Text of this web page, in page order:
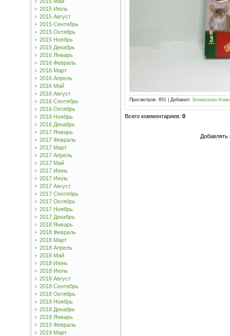
2015 Июль
2015 Август
2015 Сентябрь
2015 Октябрь
2015 Ноябрь
2015 Декабрь
2016 Январь
2016 Февраль
2016 Март
2016 Апрель
2016 Май
2016 Август
2016 Сентябрь
2016 Октябрь
2016 Ноябрь
2016 Декабрь
2017 Январь
2017 Февраль
2017 Март
2017 Апрель
2017 Май
2017 Июнь
2017 Июль
2017 Август
2017 Сентябрь
2017 Октябрь
2017 Ноябрь
2017 Декабрь
2018 Январь
2018 Февраль
2018 Март
2018 Апрель
2018 Май
2018 Июнь
2018 Июль
2018 Август
2018 Сентябрь
2018 Октябрь
2018 Ноябрь
2018 Декабрь
2019 Январь
2019 Февраль
2019 Март
Просмотров: 851 Добавил: Зоомагазин-
Всего комментариев: 0
Добавлять